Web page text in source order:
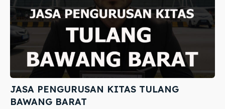
JASA PENGURUSAN KITAS TULANG
BAWANG BARAT